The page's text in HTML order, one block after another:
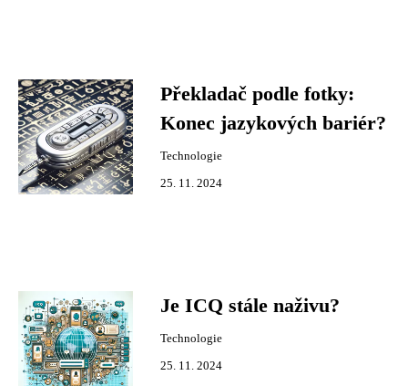
Překladač podle fotky:
Konec jazykových bariér?
Technologie
25. 11. 2024
Je ICQ stále naživu?
Technologie
25. 11. 2024